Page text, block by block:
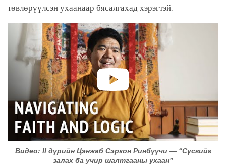
төвлөрүүлсэн ухаанаар бясалгахад хэрэгтэй.
Видео: II дүрийн Цэнжаб Сэркон Ринбүүчи — “Сүсгийг
залах ба учир шалтгааны ухаан”